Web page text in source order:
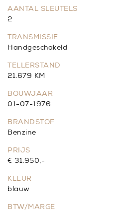
AANTAL SLEUTELS
2
TRANSMISSIE
Handgeschakeld
TELLERSTAND
21.679 KM
BOUWJAAR
01-07-1976
BRANDSTOF
Benzine
PRIJS
€ 31.950,-
KLEUR
blauw
BTW/MARGE